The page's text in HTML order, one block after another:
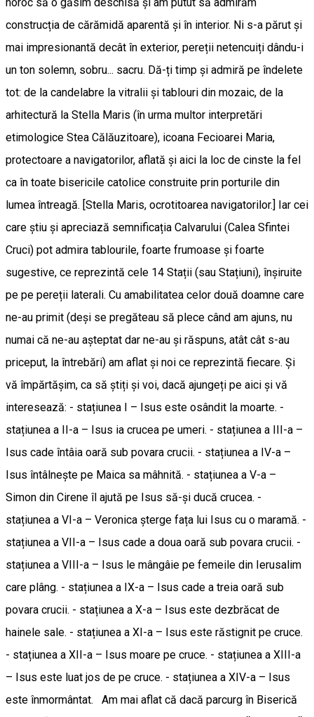
noroc să o găsim deschisă și am putut să admirăm
construcția de cărămidă aparentă și în interior. Ni s-a părut și
mai impresionantă decât în exterior, pereții netencuiți dându-i
un ton solemn, sobru... sacru. Dă-ți timp și admiră pe îndelete
tot: de la candelabre la vitralii și tablouri din mozaic, de la
arhitectură la Stella Maris (în urma multor interpretări
etimologice Stea Călăuzitoare), icoana Fecioarei Maria,
protectoare a navigatorilor, aflată și aici la loc de cinste la fel
ca în toate bisericile catolice construite prin porturile din
lumea întreagă. [Stella Maris, ocrotitoarea navigatorilor.] Iar cei
care știu și apreciază semnificația Calvarului (Calea Sfintei
Cruci) pot admira tablourile, foarte frumoase și foarte
sugestive, ce reprezintă cele 14 Stații (sau Stațiuni), înșiruite
pe pe pereții laterali. Cu amabilitatea celor două doamne care
ne-au primit (deși se pregăteau să plece când am ajuns, nu
numai că ne-au așteptat dar ne-au și răspuns, atât cât s-au
priceput, la întrebări) am aflat și noi ce reprezintă fiecare. Și
vă împărtășim, ca să știți și voi, dacă ajungeți pe aici și vă
interesează: - stațiunea I – Isus este osândit la moarte. -
stațiunea a II-a – Isus ia crucea pe umeri. - stațiunea a III-a –
Isus cade întâia oară sub povara crucii. - stațiunea a IV-a –
Isus întâlnește pe Maica sa mâhnită. - stațiunea a V-a –
Simon din Cirene îl ajută pe Isus să-și ducă crucea. -
stațiunea a VI-a – Veronica șterge fața lui Isus cu o maramă. -
stațiunea a VII-a – Isus cade a doua oară sub povara crucii. -
stațiunea a VIII-a – Isus le mângâie pe femeile din Ierusalim
care plâng. - stațiunea a IX-a – Isus cade a treia oară sub
povara crucii. - stațiunea a X-a – Isus este dezbrăcat de
hainele sale. - stațiunea a XI-a – Isus este răstignit pe cruce.
- stațiunea a XII-a – Isus moare pe cruce. - stațiunea a XIII-a
– Isus este luat jos de pe cruce. - stațiunea a XIV-a – Isus
este înmormântat. Am mai aflat că dacă parcurg în Biserică